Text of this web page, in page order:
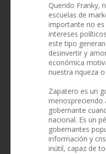
Querido Franky,
escuelas de
importante no es
intereses
este tipo
desinvertir y
económica
nuestra riqueza
Zapatero es un
menospreciendo
gobernante
nacional. Es un
gobernantes
información y
inútil, capaz de